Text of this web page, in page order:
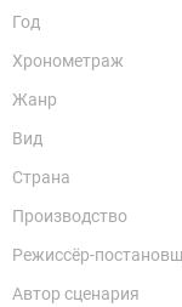
Год
Хронометраж
Жанр
Вид
Страна
Производство
Режиссёр-
Автор сценария